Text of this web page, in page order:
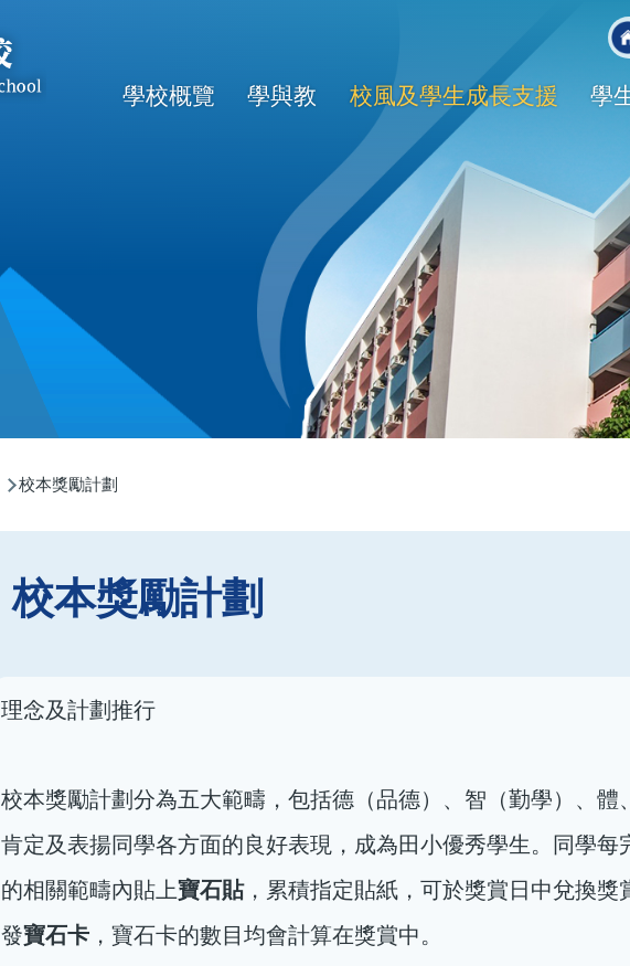
學校概覽 學與教 校風及學生成長支援 學
校本獎勵計劃
校本獎勵計劃
理念及計劃推行
校本獎勵計劃分為五大範疇，包括德（品德）、智（勤學）、
肯定及表揚同學各方面的良好表現，成為田小優秀學生。同學每
的相關範疇內貼上寶石貼，累積指定貼紙，可於獎賞日中兌換
發寶石卡 ，寶石卡的數目均會計算在獎賞中。